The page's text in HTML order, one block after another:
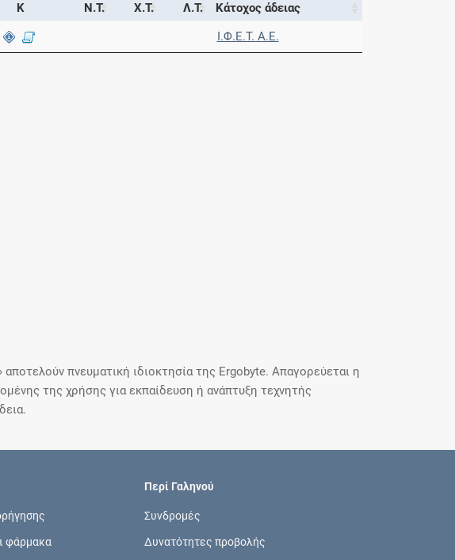
Κ Ν.Τ. Χ.Τ. Λ.Τ.
Κάτοχος άδειας
Ι.Φ.Ε.Τ. A.E.
πνευματική ιδιοκτησία της Ergobyte. Απαγορεύεται η
της χρήσης για εκπαίδευση ή ανάπτυξη τεχνητής
φάρμακα
Περί Γαληνού
Συνδρομές
Δυνατότητες προβολής